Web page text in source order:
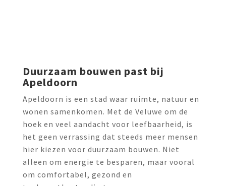
Duurzaam bouwen past bij
Apeldoorn
Apeldoorn is een stad waar ruimte, natuur en
wonen samenkomen. Met de Veluwe om de
hoek en veel aandacht voor leefbaarheid, is
het geen verrassing dat steeds meer mensen
hier kiezen voor duurzaam bouwen. Niet
alleen om energie te besparen, maar vooral
om comfortabel, gezond en